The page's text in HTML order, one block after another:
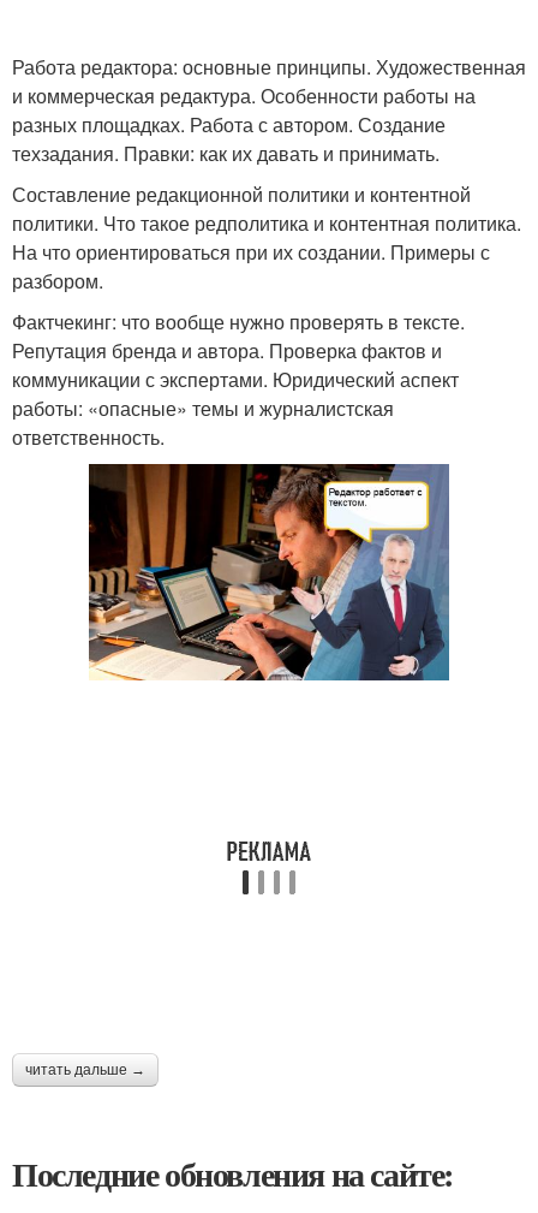
Работа редактора: основные принципы. Художественная
и коммерческая редактура. Особенности работы на
разных площадках. Работа с автором. Создание
техзадания. Правки: как их давать и принимать.
Составление редакционной политики и контентной
политики. Что такое редполитика и контентная политика.
На что ориентироваться при их создании. Примеры с
разбором.
Фактчекинг: что вообще нужно проверять в тексте.
Репутация бренда и автора. Проверка фактов и
коммуникации с экспертами. Юридический аспект
работы: «опасные» темы и журналистская
ответственность.
читать дальше →
Последние обновления на сайте: